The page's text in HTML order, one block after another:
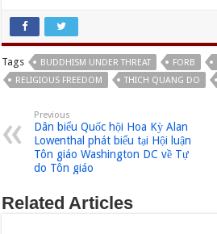
Tags BUDDHISM UNDER THREAT FORB
RELIGIOUS FREEDOM
THICH QUANG DO
Previous
Dân biểu Quốc hội Hoa Kỳ Alan
Lowenthal phát biểu tại Hội luận
Tôn giáo Washington DC về Tự
do Tôn giáo
Related Articles